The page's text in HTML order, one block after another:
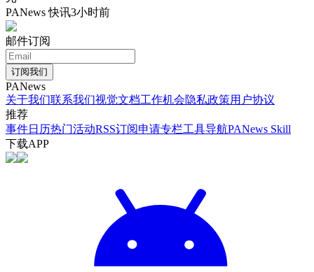
PANews 快讯3小时前
邮件订阅
订阅我们
PANews
关于我们联系我们视觉文档工作机会隐私政策用户协议
推荐
事件日历热门活动RSS订阅申请专栏工具导航PANews Skill
下载APP